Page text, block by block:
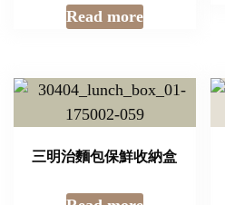
Read more
三明治麵包保鮮收納盒